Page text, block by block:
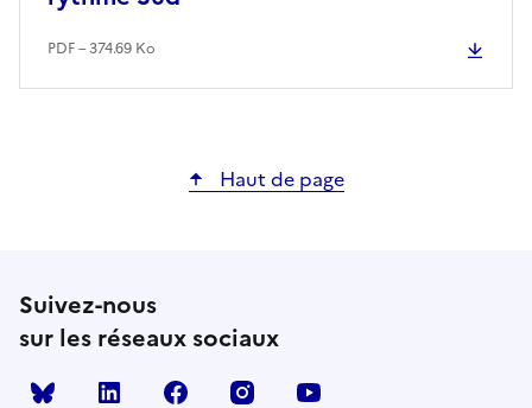
PDF – 374.69 Ko
Haut de page
Suivez-nous
sur les réseaux sociaux
Bluesky linkedin facebook instagram